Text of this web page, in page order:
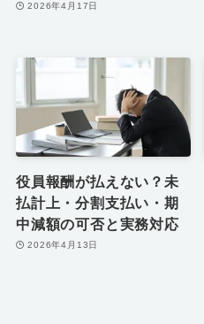
2026年4月17日
役員報酬が払えない？未
払計上・分割支払い・期
中減額の可否と実務対応
2026年4月13日